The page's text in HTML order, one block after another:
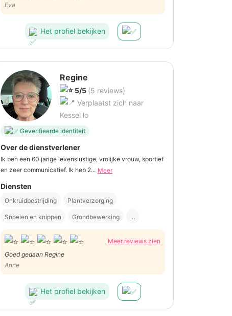
Eva
Het profiel bekijken
Regine
5/5 (5 reviews)
Verplaatst zich naar
Kessel lo
Geverifieerde identiteit
Over de dienstverlener
Ik ben een 60 jarige levenslustige, vrolijke vrouw, sportief
en zeer communicatief. Ik heb 2... Meer
Diensten
Onkruidbestrijding Plantverzorging
Snoeien en knippen Grondbewerking ...
Meer reviews zien
Goed gedaan Regine
Anne
Het profiel bekijken